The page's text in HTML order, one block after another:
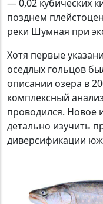
— 0,02 кубических
позднем
реки Шумная при
Хотя первые
оседлых гольцов
описании озера в
комплексный
проводился. Новое
детально изучить
диверсификации